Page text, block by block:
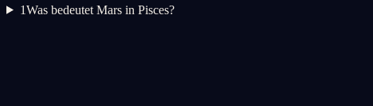
1Was bedeutet Mars in Pisces?